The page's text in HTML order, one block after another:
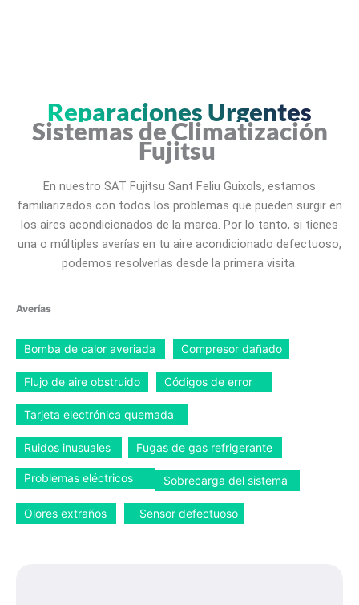
Reparaciones Urgentes
Sistemas de Climatización
Fujitsu
En nuestro SAT Fujitsu Sant Feliu Guixols, estamos
familiarizados con todos los problemas que pueden surgir en
los aires acondicionados de la marca. Por lo tanto, si tienes
una o múltiples averías en tu aire acondicionado defectuoso,
podemos resolverlas desde la primera visita.
Averías
Bomba de calor averiada Compresor dañado
Flujo de aire obstruido Códigos de error
Tarjeta electrónica quemada
Ruidos inusuales Fugas de gas refrigerante
Problemas eléctricos Sobrecarga del sistema
Olores extraños Sensor defectuoso